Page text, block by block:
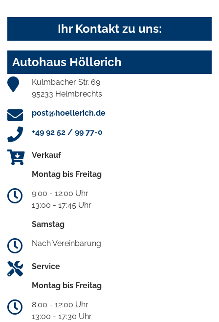
Ihr Kontakt zu uns:
Autohaus Höllerich
Kulmbacher Str. 69
95233 Helmbrechts
post@hoellerich.de
+49 92 52 / 99 77-0
Verkauf
Montag bis Freitag
9:00 - 12:00 Uhr
13:00 - 17:45 Uhr
Samstag
Nach Vereinbarung
Service
Montag bis Freitag
8:00 - 12:00 Uhr
13:00 - 17:30 Uhr